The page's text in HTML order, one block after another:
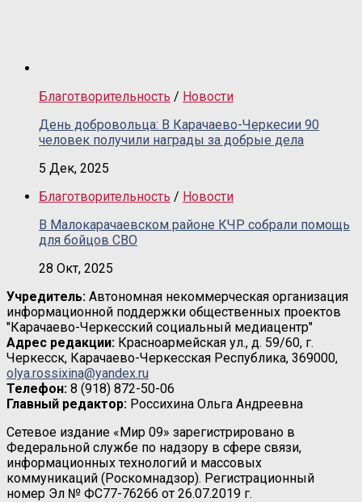
Благотворительность / Новости
День добровольца: В Карачаево-Черкесии 90
человек получили награды за добрые дела
5 Дек, 2025
Благотворительность / Новости
В Малокарачаевском районе КЧР собрали помощь
для бойцов СВО
28 Окт, 2025
Учредитель: Автономная некоммерческая организация
информационной поддержки общественных проектов
"Карачаево-Черкесский социальный медиацентр"
Адрес редакции: Красноармейская ул., д. 59/60, г.
Черкесск, Карачаево-Черкесская Республика, 369000,
olya.rossixina@yandex.ru
Телефон: 8 (918) 872-50-06
Главный редактор: Россихина Ольга Андреевна
Сетевое издание «Мир 09» зарегистрировано в
Федеральной службе по надзору в сфере связи,
информационных технологий и массовых
коммуникаций (Роскомнадзор). Регистрационный
номер Эл № ФС77-76266 от 26.07.2019 г.